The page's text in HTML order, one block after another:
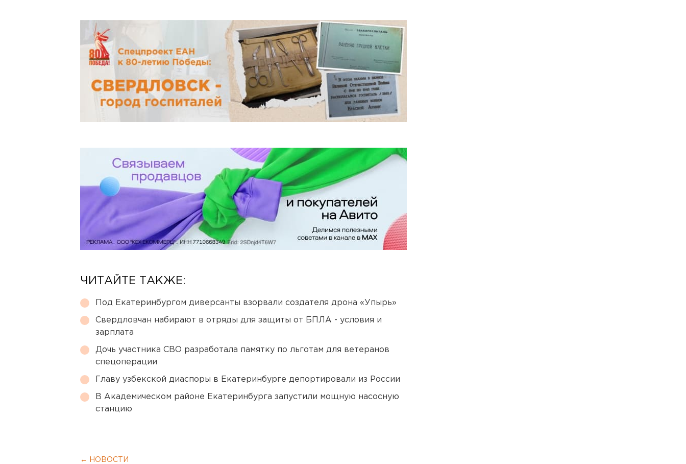
ЧИТАЙТЕ ТАКЖЕ:
Под Екатеринбургом диверсанты взорвали создателя дрона «Упырь»
Свердловчан набирают в отряды для защиты от БПЛА - условия и
зарплата
Дочь участника СВО разработала памятку по льготам для ветеранов
спецоперации
Главу узбекской диаспоры в Екатеринбурге депортировали из России
В Академическом районе Екатеринбурга запустили мощную насосную
станцию
← НОВОСТИ